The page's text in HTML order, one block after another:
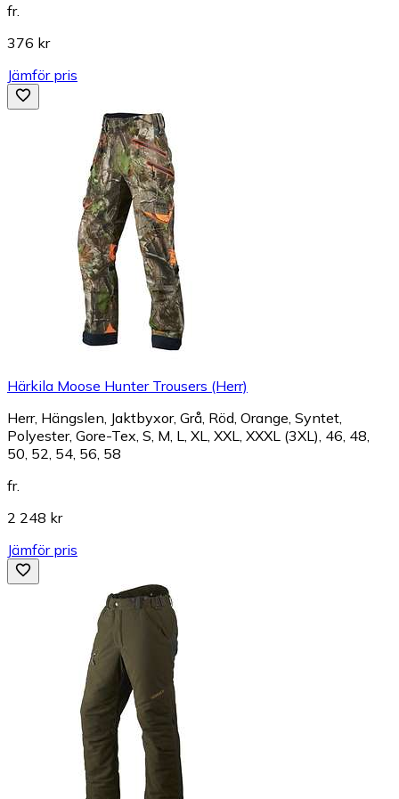
fr.
376 kr
Jämför pris
Härkila Moose Hunter Trousers (Herr)
Herr, Hängslen, Jaktbyxor, Grå, Röd, Orange, Syntet,
Polyester, Gore-Tex, S, M, L, XL, XXL, XXXL (3XL), 46, 48,
50, 52, 54, 56, 58
fr.
2 248 kr
Jämför pris